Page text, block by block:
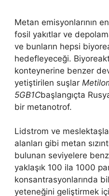
Metan emisyonlarının
fosil yakıtlar ve
ve bunların hepsi
hedefleyeceği.
konteynerine benzer
yetiştirilen suşlar
5GB1Cbaşlangıçta
bir metanotrof.
Lidstrom ve
alanları gibi metan
bulunan seviyelere
yaklaşık 100 ila 1000
konsantrasyonlarında
yeteneğini geliştirmek